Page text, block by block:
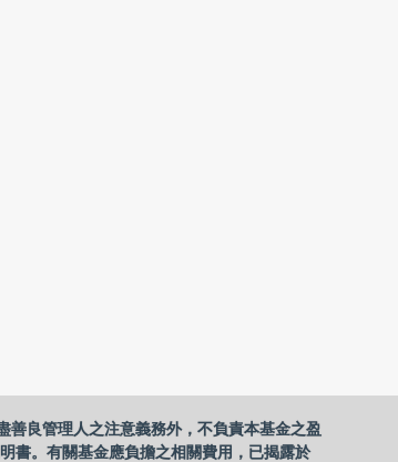
善良管理人之注意義務外，不負責本基金之盈
書。有關基金應負擔之相關費用，已揭露於